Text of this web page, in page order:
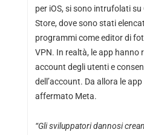
per iOS, si sono intrufolati su
Store, dove sono stati
programmi come editor di
VPN. In realtà, le app hanno
account degli utenti e
dell’account. Da allora le
affermato Meta.
“Gli sviluppatori dannosi